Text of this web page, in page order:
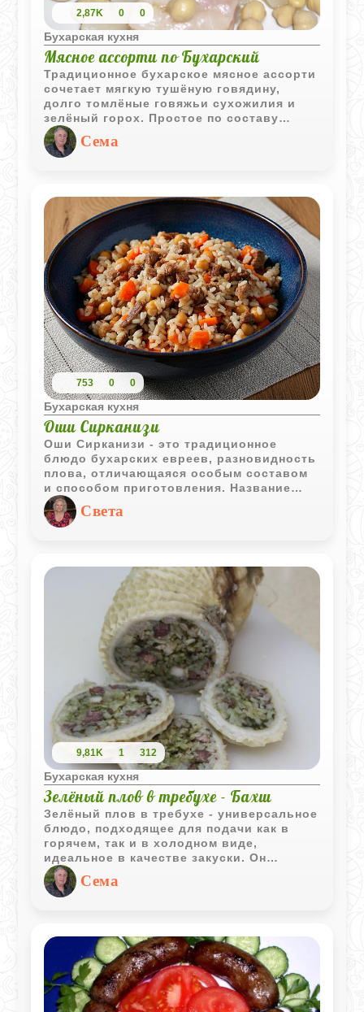
2,87K 0 0
Бухарская кухня
Мясное ассорти по Бухарский
Традиционное бухарское мясное ассорти
сочетает мягкую тушёную говядину,
долго томлёные говяжьи сухожилия и
зелёный горох. Простое по составу
блюдо ценится за насыщенный мясной
вкус и интересное сочетание текстур.
Сема
753 0 0
Бухарская кухня
Оши Сирканизи
Оши Сирканизи - это традиционное
блюдо бухарских евреев, разновидность
плова, отличающаяся особым составом
и способом приготовления. Название
можно перевести как "плов с горохом и
чесноком", где: "Оши" - означает "плов"
на таджикском и узбекском языках.
и горохом. Это блюдо - настоящая
кулинарная классика, простое по
составу, но с глубоким вкусом и
культурным значением.
Света
9,81K 1 312
Бухарская кухня
Зелёный плов в требухе - Бахш
Зелёный плов в требухе - универсальное
блюдо, подходящее для подачи как в
горячем, так и в холодном виде,
идеальное в качестве закуски. Он
прекрасно разнообразит ежедневное
меню и станет изысканным экзотическим
угощением для гостей.
Сема